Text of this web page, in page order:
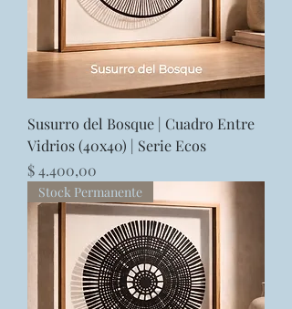
Susurro del Bosque | Cuadro Entre
Vidrios (40x40) | Serie Ecos
Precio
$ 4.400,00
Stock Permanente